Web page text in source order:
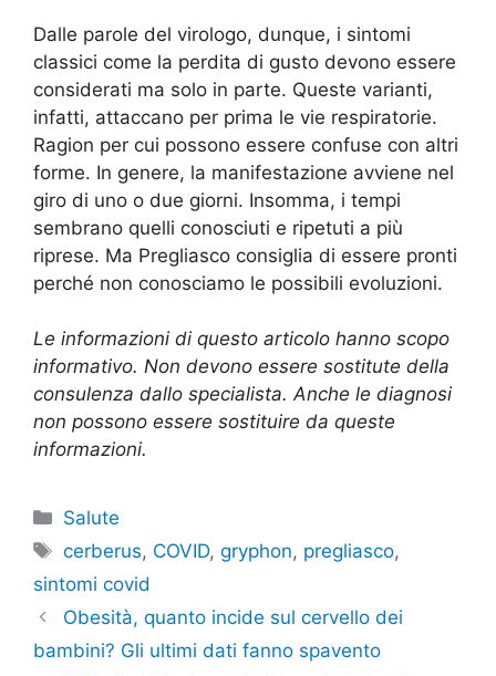
Dalle parole del virologo, dunque, i sintomi
classici come la perdita di gusto devono essere
considerati ma solo in parte. Queste varianti,
infatti, attaccano per prima le vie respiratorie.
Ragion per cui possono essere confuse con altri
forme. In genere, la manifestazione avviene nel
giro di uno o due giorni. Insomma, i tempi
sembrano quelli conosciuti e ripetuti a più
riprese. Ma Pregliasco consiglia di essere pronti
perché non conosciamo le possibili evoluzioni.
Le informazioni di questo articolo hanno scopo
informativo. Non devono essere sostitute della
consulenza dallo specialista. Anche le diagnosi
non possono essere sostituire da queste
informazioni.
Categorie
Salute
Tag
cerberus, COVID,gryphon, pregliasco,
sintomi covid
Obesità, quanto incide sul cervello dei
bambini? Gli ultimi dati fanno spavento